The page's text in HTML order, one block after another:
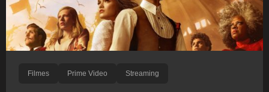
Filmes Prime Video Streaming